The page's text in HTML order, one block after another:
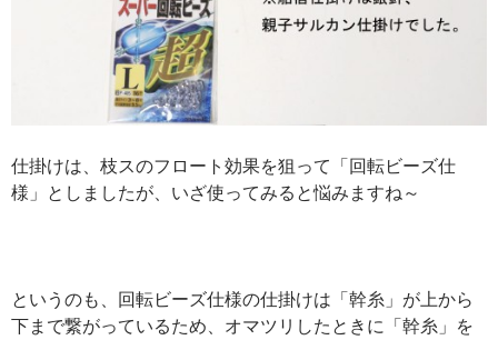
仕掛けは、枝スのフロート効果を狙って「回転ビーズ仕
様」としましたが、いざ使ってみると悩みますね～
というのも、回転ビーズ仕様の仕掛けは「幹糸」が上から
下まで繋がっているため、オマツリしたときに「幹糸」を